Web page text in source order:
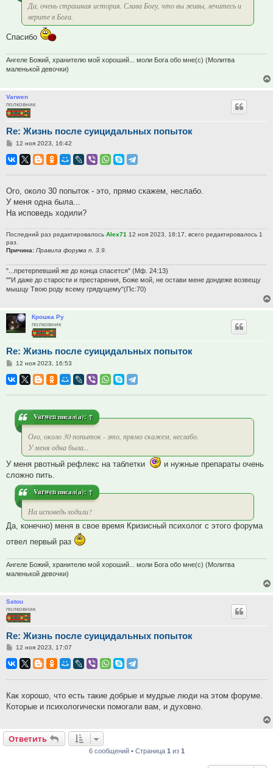
Да, очень страшная история. Слава Богу, что вы живы, лечитесь и
верите в Бога.
Спасибо
Ангеле Божий, хранителю мой хороший... моли Бога обо мне(с) (Молитва
маленькой девочки)
Varwen
полковник
Re: Жизнь после суицидальных попыток
Сообщение
12 ноя 2023, 16:42
Ого, около 30 попыток - это, прямо скажем, неслабо.
У меня одна была...
На исповедь ходили?
Последний раз редактировалось Alex71 12 ноя 2023, 18:17, всего редактировалось 1
раз.
Причина: Правила форума п. 3.9.
"...претерпевший же до конца спасется" (Мф. 24:13)
""И даже до старости и престарения, Боже мой, не остави мене дондеже возвещу
мышцу Твою роду всему грядущему"(Пс:70)
Крошка Ру
полковник
Re: Жизнь после суицидальных попыток
Сообщение
12 ноя 2023, 16:53
Varwenписал(а): ↑
Ого, около 30 попыток - это, прямо скажем, неслабо.
У меня одна была...
У меня рвотный рефлекс на таблетки
и нужные препараты очень
сложно пить.
Varwenписал(а): ↑
На исповедь ходили?
Да, конечно) меня в свое время Кризисный психолог с этого форума
отвел первый раз
Ангеле Божий, хранителю мой хороший... моли Бога обо мне(с) (Молитва
маленькой девочки)
Satou
полковник
Re: Жизнь после суицидальных попыток
Сообщение
12 ноя 2023, 17:07
Как хорошо, что есть такие добрые и мудрые люди на этом форуме.
Которые и психологически помогали вам, и духовно.
Ответить
6 сообщений • Страница 1 из 1